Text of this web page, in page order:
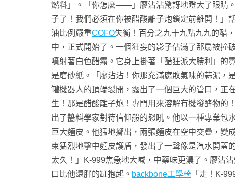
燃料」。「你怎麼——」廖沾沾驚訝地瞪大了眼睛
子了！我們必須在你被醋酸離子炮鎖定前離開！」
油比例嚴重COFO失衡！百分之九十九點九九的醋
中，正式開始了。一個狂妄的影子佔滿了那扇被撞
噴射著白色醋霧。它身上掛著「醋狂派大勝利」的
是磨砂紙。「廖沾沾！你那充滿腐敗氣味的蒜泥，
罐機器人的頂端裂開，露出了一個巨大的管口，正
生！那是醋酸離子炮！專門用來溶解有機發酵物的
出了醬料學家對待信仰般的怒吼。他以一種專業包
巨大麵皮。他猛地擲出，兩張麵皮在空中交疊，變
束猛烈地擊中麵皮護盾，發出了一聲像是汽水開蓋
太久！」K-999焦急地大喊，中藥味更濃了。廖沾
口比他還胖的缸抱起。 backbone工學椅 「走！K-